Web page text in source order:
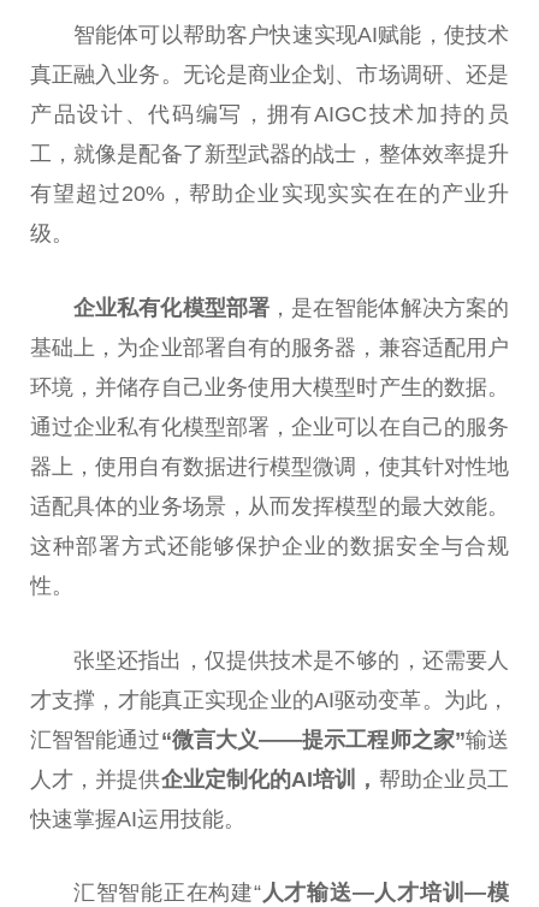
智能体可以帮助客户快速实现AI赋能，使技术
真正融入业务。无论是商业企划、市场调研、还是
产品设计、代码编写，拥有AIGC技术加持的员
工，就像是配备了新型武器的战士，整体效率提升
有望超过20%，帮助企业实现实实在在的产业升
级。
企业私有化模型部署，是在智能体解决方案的
基础上，为企业部署自有的服务器，兼容适配用户
环境，并储存自己业务使用大模型时产生的数据。
通过企业私有化模型部署，企业可以在自己的服务
器上，使用自有数据进行模型微调，使其针对性地
适配具体的业务场景，从而发挥模型的最大效能。
这种部署方式还能够保护企业的数据安全与合规
性。
张坚还指出，仅提供技术是不够的，还需要人
才支撑，才能真正实现企业的AI驱动变革。为此，
汇智智能通过“微言大义——提示工程师之家”输送
人才，并提供企业定制化的AI培训， 帮助企业员工
快速掌握AI运用技能。
汇智智能正在构建“人才输送—人才培训—模